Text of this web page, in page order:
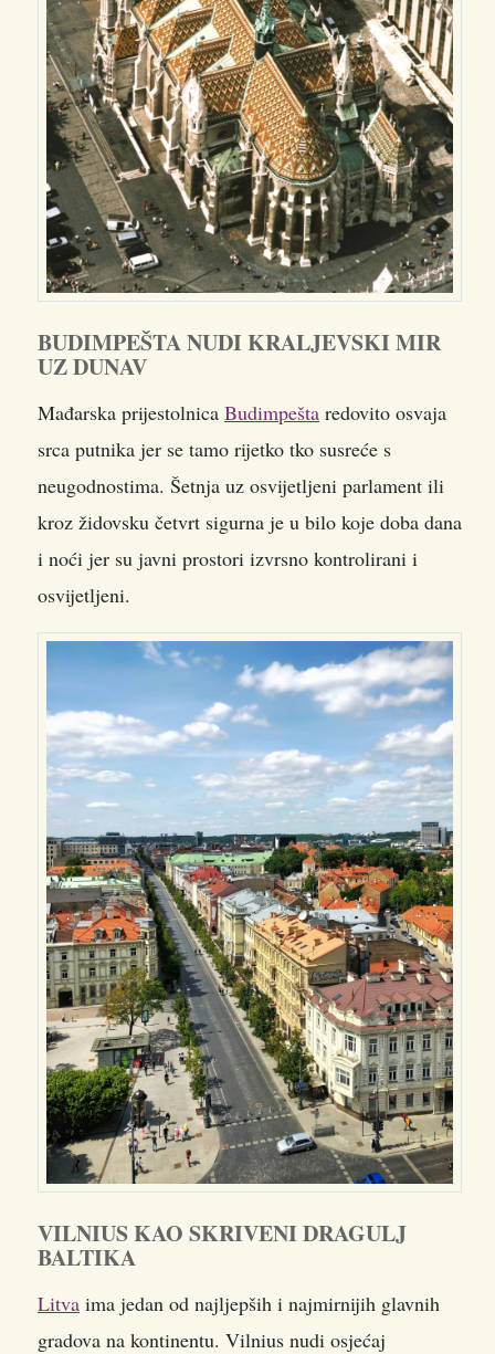
BUDIMPEŠTA NUDI KRALJEVSKI MIR
UZ DUNAV
Mađarska prijestolnica Budimpešta redovito osvaja
srca putnika jer se tamo rijetko tko susreće s
neugodnostima. Šetnja uz osvijetljeni parlament ili
kroz židovsku četvrt sigurna je u bilo koje doba dana
i noći jer su javni prostori izvrsno kontrolirani i
osvijetljeni.
VILNIUS KAO SKRIVENI DRAGULJ
BALTIKA
Litva ima jedan od najljepših i najmirnijih glavnih
gradova na kontinentu. Vilnius nudi osjećaj